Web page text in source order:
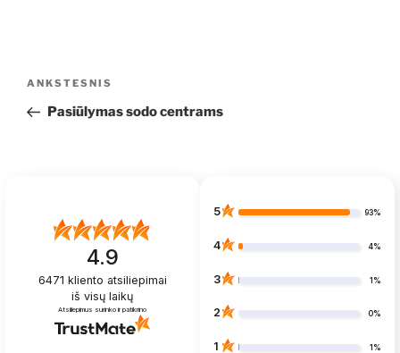
Navigacija
įrašų
Ankstesnis
įrašas
ANKSTESNIS
Pasiūlymas sodo centrams
4.9
6471 kliento atsiliepimai
iš visų laikų
Atsiliepimus surinko ir patikrino
5 93%
4 4%
3 1%
2 0%
1 1%